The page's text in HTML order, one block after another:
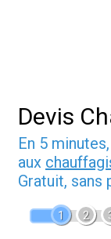
Devis
En 5
aux
Gratuit, sans
1 2